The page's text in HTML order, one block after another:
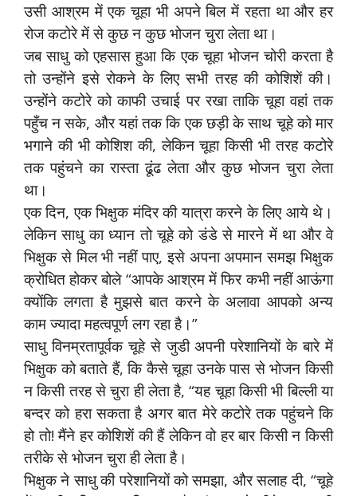
उसी आश्रम में एक चूहा भी अपने बिल में रहता था और हर
रोज कटोरे में से कुछ न कुछ भोजन चुरा लेता था।
जब साधु को एहसास हुआ कि एक चूहा भोजन चोरी करता है
तो उन्होंने इसे रोकने के लिए सभी तरह की कोशिशें की।
उन्होंने कटोरे को काफी उचाई पर रखा ताकि चूहा वहां तक
पहुँच न सके, और यहां तक कि एक छड़ी के साथ चूहे को मार
भगाने की भी कोशिश की, लेकिन चूहा किसी भी तरह कटोरे
तक पहुंचने का रास्ता ढूंढ लेता और कुछ भोजन चुरा लेता
था।
एक दिन, एक भिक्षुक मंदिर की यात्रा करने के लिए आये थे।
लेकिन साधु का ध्यान तो चूहे को डंडे से मारने में था और वे
भिक्षुक से मिल भी नहीं पाए, इसे अपना अपमान समझ भिक्षुक
क्रोधित होकर बोले “आपके आश्रम में फिर कभी नहीं आऊंगा
क्योंकि लगता है मुझसे बात करने के अलावा आपको अन्य
काम ज्यादा महत्वपूर्ण लग रहा है।”
साधु विनम्रतापूर्वक चूहे से जुडी अपनी परेशानियों के बारे में
भिक्षुक को बताते हैं, कि कैसे चूहा उनके पास से भोजन किसी
न किसी तरह से चुरा ही लेता है, “यह चूहा किसी भी बिल्ली या
बन्दर को हरा सकता है अगर बात मेरे कटोरे तक पहुंचने कि
हो तो! मैंने हर कोशिशें की हैं लेकिन वो हर बार किसी न किसी
तरीके से भोजन चुरा ही लेता है।
भिक्षुक ने साधु की परेशानियों को समझा, और सलाह दी, “चूहे